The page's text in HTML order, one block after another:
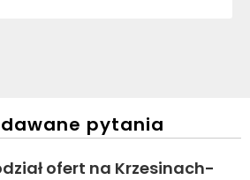
pytania
ofert na Krzesinach-